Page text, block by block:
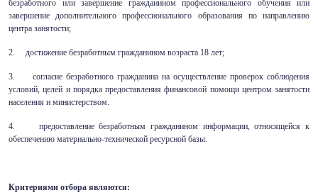
безработного или завершение гражданином профессионального обучения или
завершение дополнительного профессионального образования по направлению
центра занятости;
2. достижение безработным гражданином возраста 18 лет;
3. согласие безработного гражданина на осуществление проверок соблюдения
условий, целей и порядка предоставления финансовой помощи центром занятости
населения и министерством.
4. предоставление безработным гражданином информации, относящейся к
обеспечению материально-технической ресурсной базы.
Критериями отбора являются: